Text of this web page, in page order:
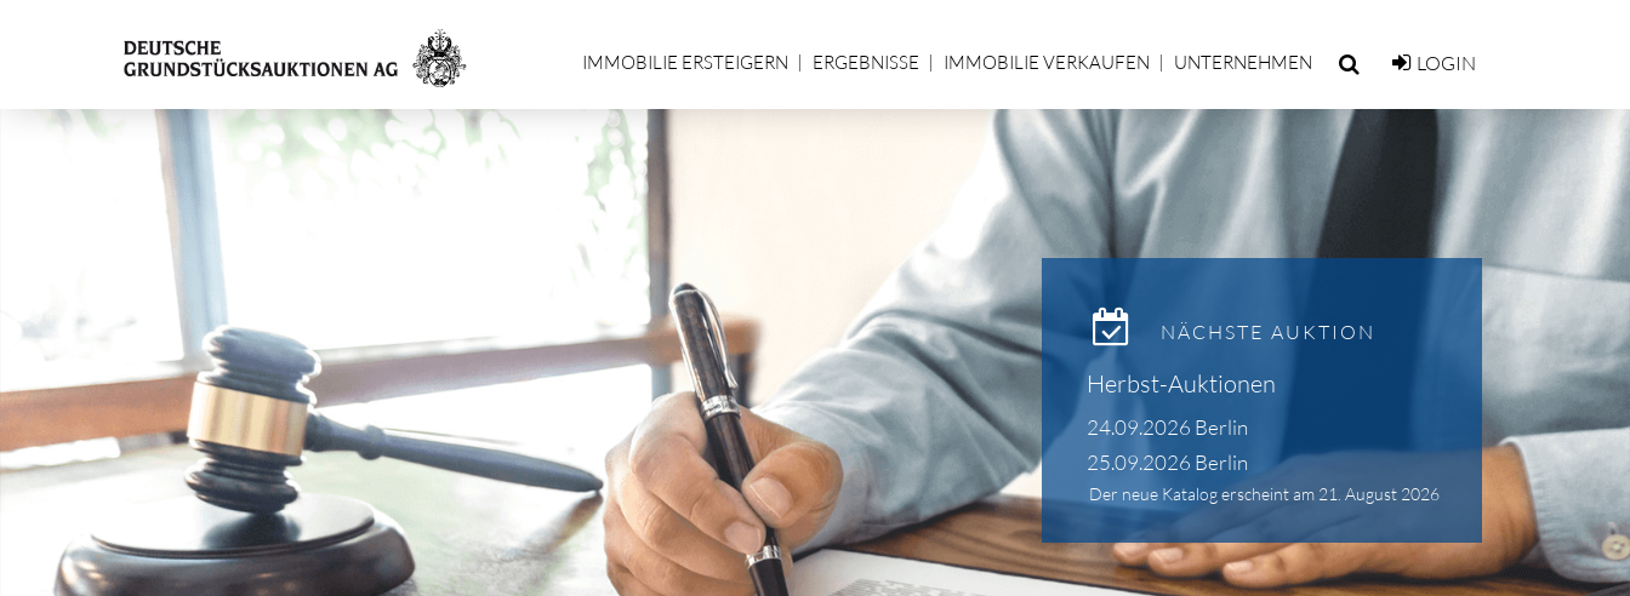
IMMOBILIE ERSTEIGERN ERGEBNISSE IMMOBILIE VERKAUFEN UNTERNEHMEN LOGIN
NÄCHSTE AUKTION
Herbst-Auktionen
24.09.2026 Berlin
25.09.2026 Berlin
Der neue Katalog erscheint am 21. August 2026